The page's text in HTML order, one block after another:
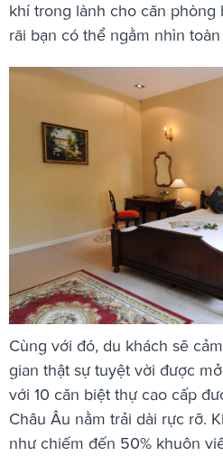
khí trong lành cho căn phòng
rãi bạn có thể ngằm nhìn
Cùng với đó, du khách sẽ
gian thật sự tuyệt vời được
với 10 căn biệt thự cao cấp
Châu Âu nằm trải dài rực rỡ.
như chiếm đến 50% khuôn